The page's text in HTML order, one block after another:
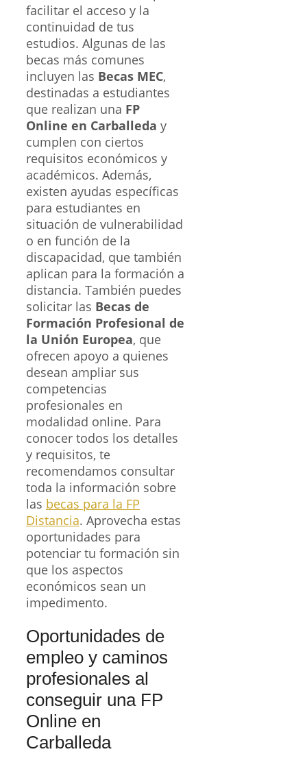
facilitar el acceso y la
continuidad de tus
estudios. Algunas de las
becas más comunes
incluyen las Becas MEC,
destinadas a estudiantes
que realizan una FP
Online en Carballeda y
cumplen con ciertos
requisitos económicos y
académicos. Además,
existen ayudas específicas
para estudiantes en
situación de vulnerabilidad
o en función de la
discapacidad, que también
aplican para la formación a
distancia. También puedes
solicitar las Becas de
Formación Profesional de
la Unión Europea, que
ofrecen apoyo a quienes
desean ampliar sus
competencias
profesionales en
modalidad online. Para
conocer todos los detalles
y requisitos, te
recomendamos consultar
toda la información sobre
las becas para la FP
Distancia. Aprovecha estas
oportunidades para
potenciar tu formación sin
que los aspectos
económicos sean un
impedimento.
Oportunidades de
empleo y caminos
profesionales al
conseguir una FP
Online en
Carballeda